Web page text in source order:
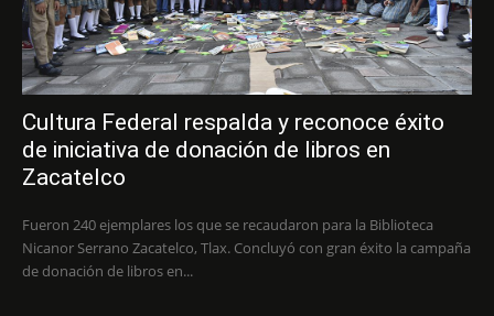
Cultura Federal respalda y reconoce éxito
de iniciativa de donación de libros en
Zacatelco
Fueron 240 ejemplares los que se recaudaron para la Biblioteca
Nicanor Serrano Zacatelco, Tlax. Concluyó con gran éxito la campaña
de donación de libros en...